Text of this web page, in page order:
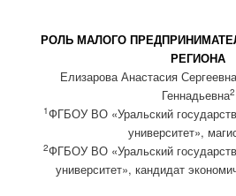
РОЛЬ МАЛОГО
РЕГИОНА
Елизарова Анастасия Сергеевна
Геннадьевна2
1ФГБОУ ВО «Уральский
университет»,
2ФГБОУ ВО «Уральский
университет», кандидат